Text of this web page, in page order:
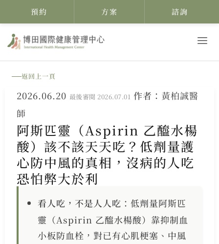
至
主
預約 方案 諮詢
返回上一頁
2026.06.20 最後審閱 2026.07.01 作者： 黃柏誠醫
師
阿斯匹靈（Aspirin 乙醯水楊
酸）該不該天天吃？低劑量護
心防中風的真相，沒病的人吃
恐怕弊大於利
看人吃，不是人人吃 ：低劑量阿斯匹
靈（Aspirin 乙醯水楊酸）靠抑制血
小板防血栓，對已有心肌梗塞、中風